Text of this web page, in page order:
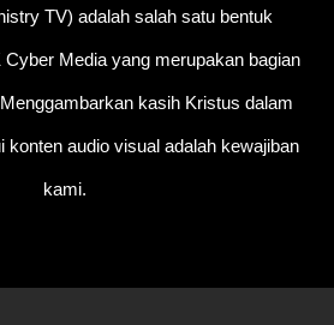
TV) adalah salah satu bentuk
Media yang merupakan bagian
kasih Kristus dalam
konten audio visual adalah kewajiban
kami.